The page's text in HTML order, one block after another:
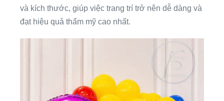
và kích thước, giúp việc trang trí trở nên dễ dàng và
đạt hiệu quả thẩm mỹ cao nhất.